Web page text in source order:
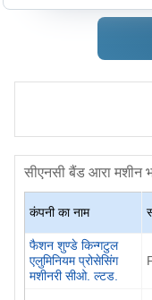
सीएनसी बैंड आरा मशीन
कंपनी का नाम
फैशन शुण्डे किन्गटुल
एलुमिनियम प्रोसेसिंग
मशीनरी सीओ. ल्टड.